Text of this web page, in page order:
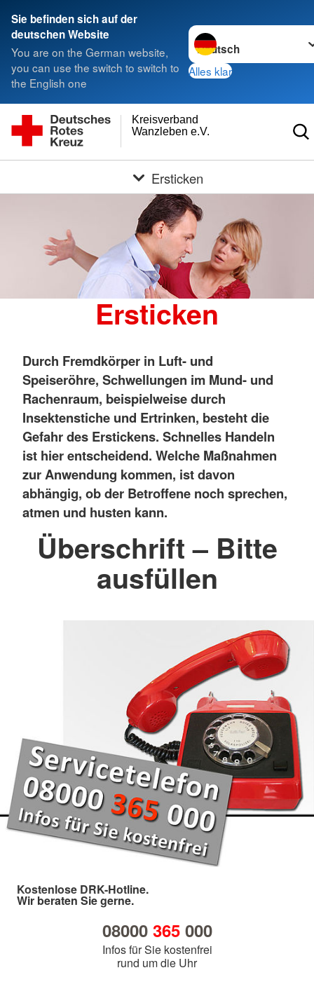
Sie befinden sich auf der
deutschen Website
You are on the German website,
you can use the switch to switch to
the English one
Sprache wechseln zu
Alles klar
Wanzleben e.V.
Kreisverband
Ersticken
Ersticken
Durch Fremdkörper in Luft- und
Speiseröhre, Schwellungen im Mund- und
Rachenraum, beispielweise durch
Insektenstiche und Ertrinken, besteht die
Gefahr des Erstickens. Schnelles Handeln
ist hier entscheidend. Welche Maßnahmen
zur Anwendung kommen, ist davon
abhängig, ob der Betroffene noch sprechen,
atmen und husten kann.
Überschrift – Bitte
ausfüllen
Kostenlose DRK-Hotline.
Wir beraten Sie gerne.
08000 365000
Infos für Sie kostenfrei
rund um die Uhr